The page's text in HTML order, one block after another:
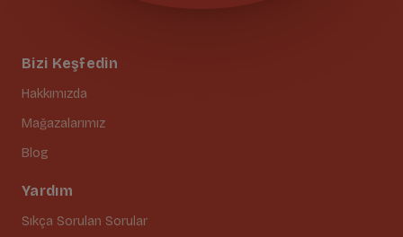
Bizi Keşfedin
Hakkımızda
Mağazalarımız
Blog
Yardım
Sıkça Sorulan Sorular